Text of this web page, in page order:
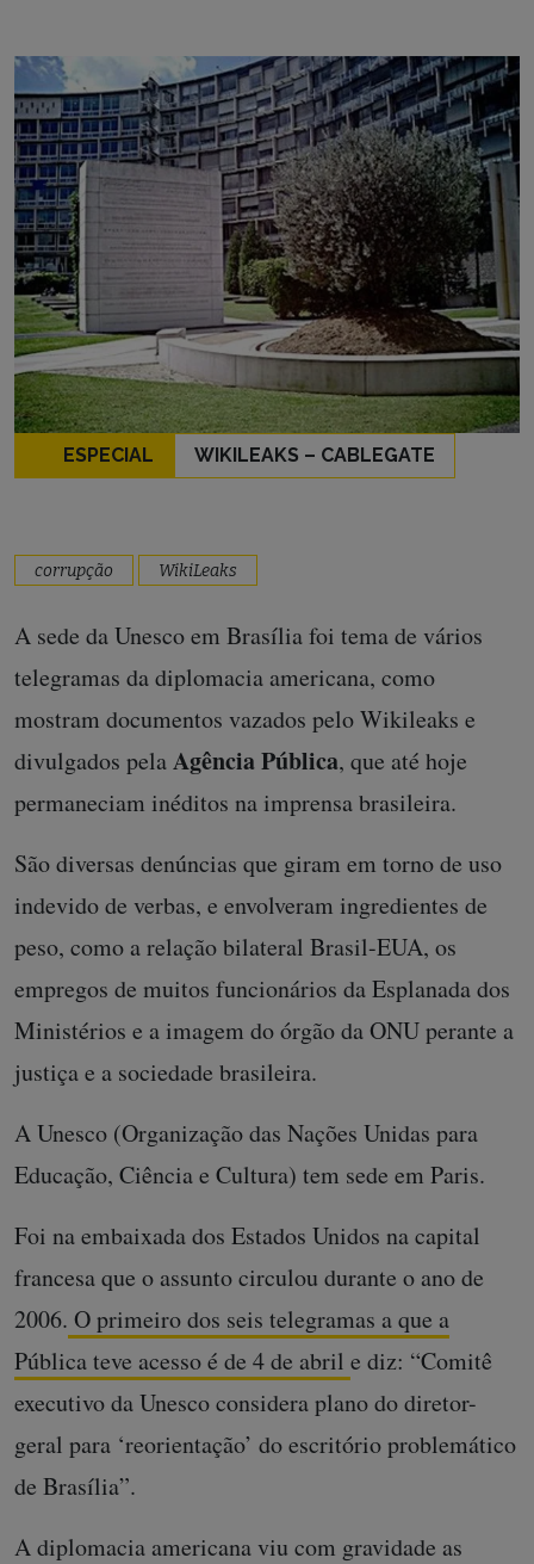
ESPECIAL WIKILEAKS – CABLEGATE
corrupção WikiLeaks
A sede da Unesco em Brasília foi tema de vários
telegramas da diplomacia americana, como
mostram documentos vazados pelo Wikileaks e
divulgados pelaAgência Pública, que até hoje
permaneciam inéditos na imprensa brasileira.
São diversas denúncias que giram em torno de uso
indevido de verbas, e envolveram ingredientes de
peso, como a relação bilateral Brasil-EUA, os
empregos de muitos funcionários da Esplanada dos
Ministérios e a imagem do órgão da ONU perante a
justiça e a sociedade brasileira.
A Unesco (Organização das Nações Unidas para
Educação, Ciência e Cultura) tem sede em Paris.
Foi na embaixada dos Estados Unidos na capital
francesa que o assunto circulou durante o ano de
2006. O primeiro dos seis telegramas a que a
Pública teve acesso é de 4 de abril e diz: “Comitê
executivo da Unesco considera plano do diretor-
geral para ‘reorientação’ do escritório problemático
de Brasília”.
A diplomacia americana viu com gravidade as